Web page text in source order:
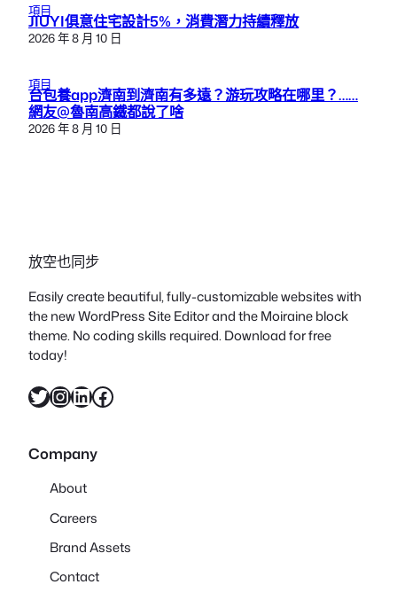
項目
JIUYI俱意住宅設計5%，消費潛力持續釋放
2026 年 8 月 10 日
項目
台包養app濟南到濟南有多遠？游玩攻略在哪里？……
網友@魯南高鐵都說了啥
2026 年 8 月 10 日
放空也同步
Easily create beautiful, fully-customizable websites with
the new WordPress Site Editor and the Moiraine block
theme. No coding skills required. Download for free
today!
X InstagramLinkedIn Facebook
Company
About
Careers
Brand Assets
Contact